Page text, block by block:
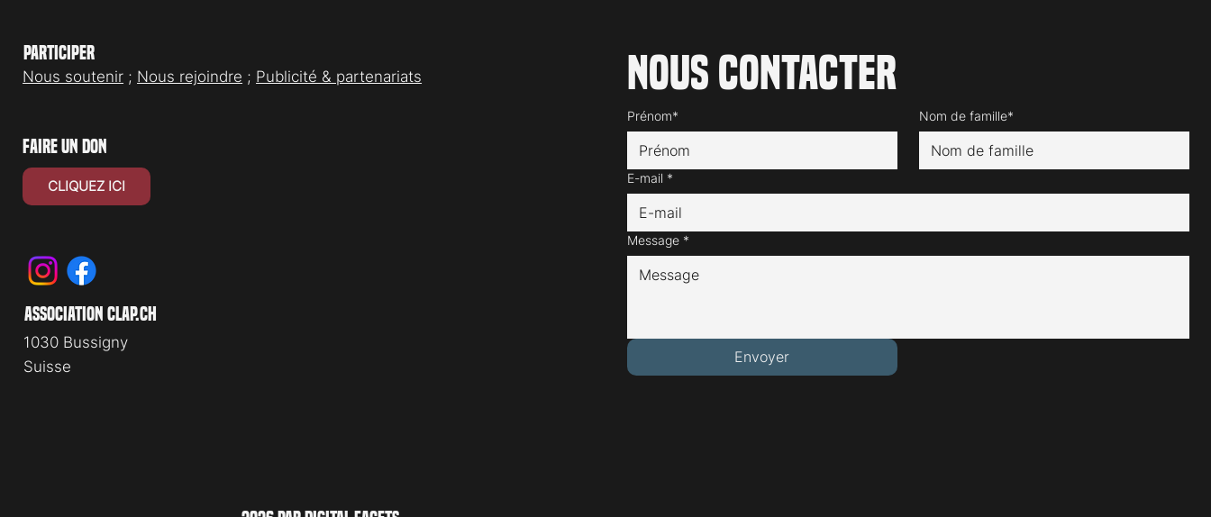
Participer
Nous soutenir ; Nous rejoindre ; Publicité & partenariats Nous contacter
Prénom* Nom de famille*
E-mail *
Message *
Envoyer
faire un don
CLIQUEZ ICI
association clap.ch
1030 Bussigny
Suisse